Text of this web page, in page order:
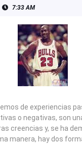
7:33 AM
de experiencias
o negativas, son
creencias y, se ha
manera, hay dos